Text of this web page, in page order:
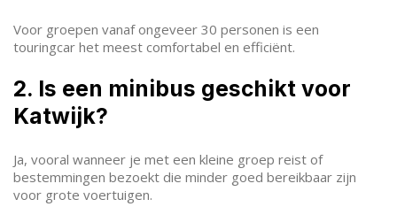
Voor groepen vanaf ongeveer 30 personen is een
touringcar het meest comfortabel en efficiënt.
2. Is een minibus geschikt voor
Katwijk?
Ja, vooral wanneer je met een kleine groep reist of
bestemmingen bezoekt die minder goed bereikbaar zijn
voor grote voertuigen.